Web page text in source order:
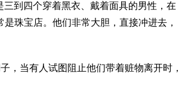
到四个穿着黑衣、戴着面具的男性，在
珠宝店。他们非常大胆，直接冲进去，
，当有人试图阻止他们带着赃物离开时，